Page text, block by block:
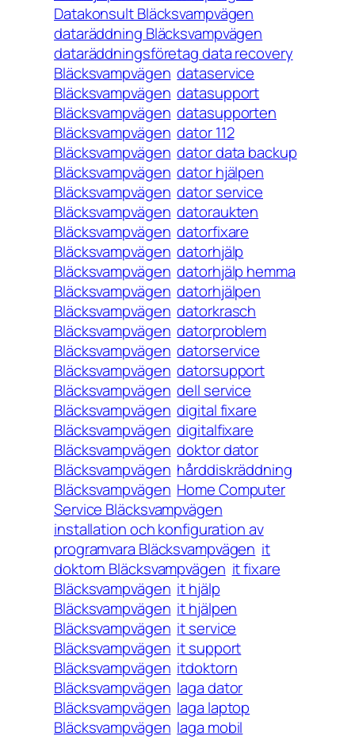
Datakonsult Bläcksvampvägen
dataräddning Bläcksvampvägen
dataräddningsföretag data recovery
Bläcksvampvägen dataservice
Bläcksvampvägen datasupport
Bläcksvampvägen datasupporten
Bläcksvampvägen dator 112
Bläcksvampvägen dator data backup
Bläcksvampvägen dator hjälpen
Bläcksvampvägen dator service
Bläcksvampvägen datoraukten
Bläcksvampvägen datorfixare
Bläcksvampvägen datorhjälp
Bläcksvampvägen datorhjälp hemma
Bläcksvampvägen datorhjälpen
Bläcksvampvägen datorkrasch
Bläcksvampvägen datorproblem
Bläcksvampvägen datorservice
Bläcksvampvägen datorsupport
Bläcksvampvägen dell service
Bläcksvampvägen digital fixare
Bläcksvampvägen digitalfixare
Bläcksvampvägen doktor dator
Bläcksvampvägen hårddiskräddning
Bläcksvampvägen Home Computer
Service Bläcksvampvägen
installation och konfiguration av
programvara Bläcksvampvägen it
doktorn Bläcksvampvägen it fixare
Bläcksvampvägen it hjälp
Bläcksvampvägen it hjälpen
Bläcksvampvägen it service
Bläcksvampvägen it support
Bläcksvampvägen itdoktorn
Bläcksvampvägen laga dator
Bläcksvampvägen laga laptop
Bläcksvampvägen laga mobil